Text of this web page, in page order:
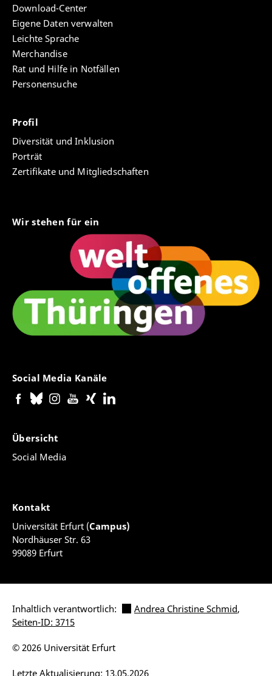
Download-Center
Eigene Daten verwalten
Leichte Sprache
Merchandise
Rat und Hilfe in Notfällen
Personensuche
Profil
Diversität und Inklusion
Porträt
Zertifikate und Mitgliedschaften
Wir stehen für ein
Social Media Kanäle
Übersicht
Social Media
Kontakt
Universität Erfurt (Campus)
Nordhäuser Str. 63
99089 Erfurt
Inhaltlich verantwortlich: Andrea Christine Schmid,
Seiten-ID: 3715
Letzte Aktualisierung: 13.05.2026
© 2026 Universität Erfurt